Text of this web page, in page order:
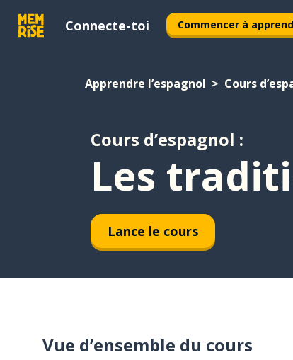
Connecte-toi Commencer à
Apprendre l’espagnol Cours
Cours d’espagnol :
Les
Lance le cours
Vue d’ensemble du cours